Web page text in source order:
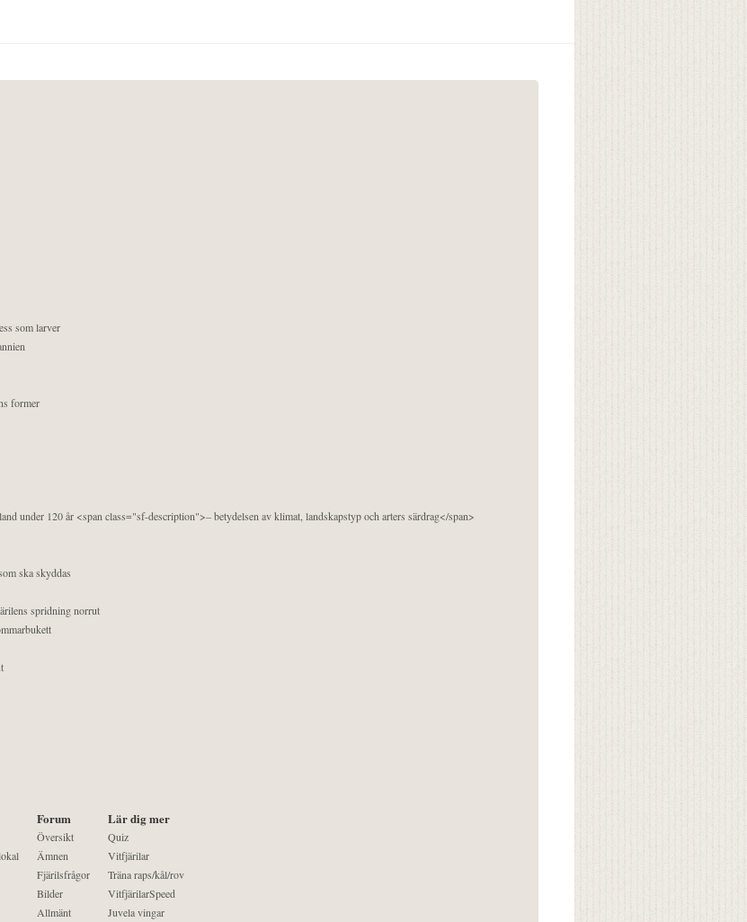
som larver
former
under 120 år <span class="sf-description">– betydelsen av klimat, landskapstyp och arters särdrag</span>
ska skyddas
spridning norrut
Forum
Översikt
Ämnen
Fjärilsfrågor
Bilder
Allmänt
Lär dig mer
Quiz
Vitfjärilar
Träna raps/kål/rov
VitfjärilarSpeed
Juvela vingar